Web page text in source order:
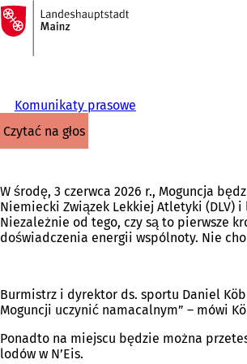
Przejdź do treści
Do
strony
głównej
Komunikaty prasowe
czytać na głos
W środę, 3 czerwca 2026 r., Moguncja
Niemiecki Związek Lekkiej Atletyki (DLV)
Niezależnie od tego, czy są to pierwsze
doświadczenia energii wspólnoty. Nie
Burmistrz i dyrektor ds. sportu Daniel
Moguncji uczynić namacalnym” – mówi
Ponadto na miejscu będzie można
lodów w N’Eis.